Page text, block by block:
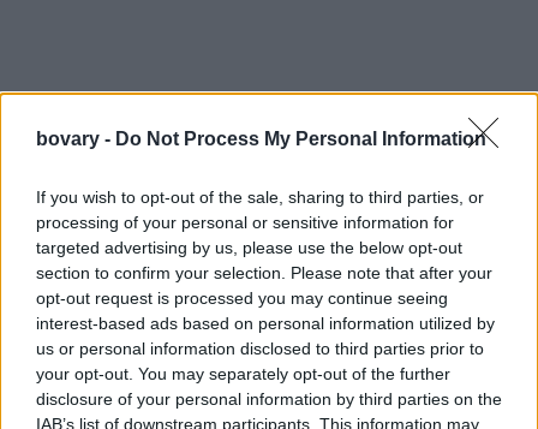
bovary - Do Not Process My Personal Information
If you wish to opt-out of the sale, sharing to third parties, or
processing of your personal or sensitive information for
targeted advertising by us, please use the below opt-out
section to confirm your selection. Please note that after your
opt-out request is processed you may continue seeing
interest-based ads based on personal information utilized by
us or personal information disclosed to third parties prior to
your opt-out. You may separately opt-out of the further
disclosure of your personal information by third parties on the
IAB’s list of downstream participants. This information may
Βρείτε το τραπεζάκι εξωτερικού χώρου από τα ΙΚΕΑεδώ.